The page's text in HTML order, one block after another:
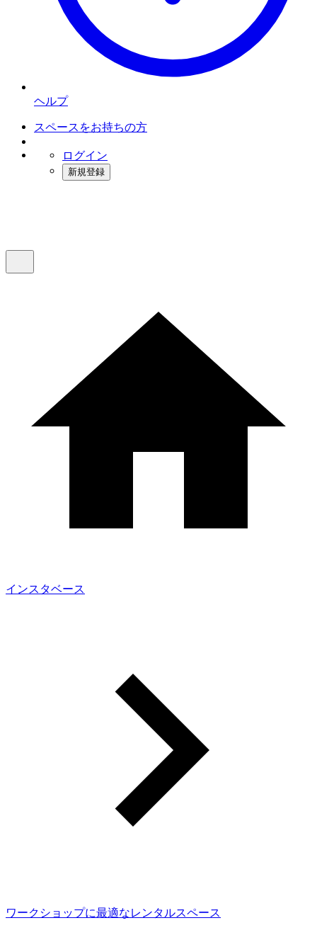
ヘルプ
スペースをお持ちの方
ログイン
新規登録
インスタベース
ワークショップに最適なレンタルスペース